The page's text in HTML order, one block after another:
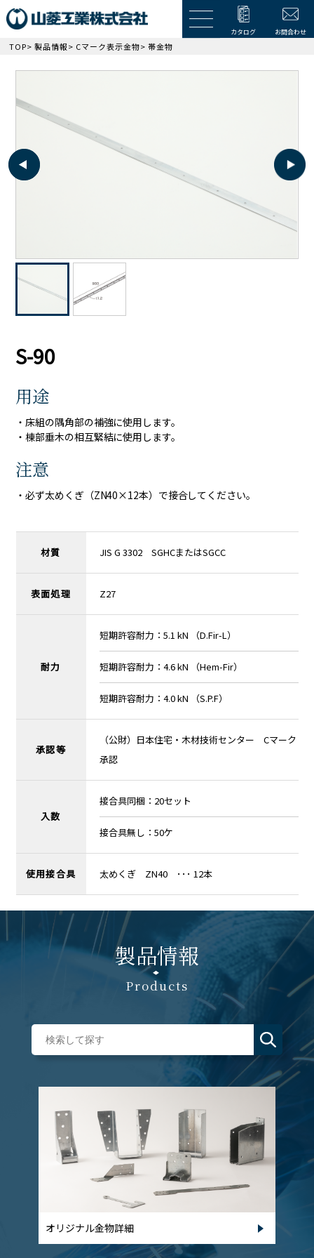
カタログ お問合わせ
TOP>製品情報> Cマーク表示金物> 帯金物
S-90
用途
・床組の隅角部の補強に使用します。
・棟部垂木の相互緊結に使用します。
注意
・必ず太めくぎ（ZN40×12本）で接合してください。
材質 JIS G 3302 SGHCまたはSGCC
表面処理 Z27
耐力
短期許容耐力：5.1 kN （D.Fir-L）
短期許容耐力：4.6 kN （Hem-Fir）
短期許容耐力：4.0 kN （S.P.F）
承認等
（公財）日本住宅・木材技術センター Cマーク
承認
入数
接合具同梱：20セット
接合具無し：50ケ
使用接合具 太めくぎ ZN40 ･･･ 12本
製品情報
Products
オリジナル金物詳細